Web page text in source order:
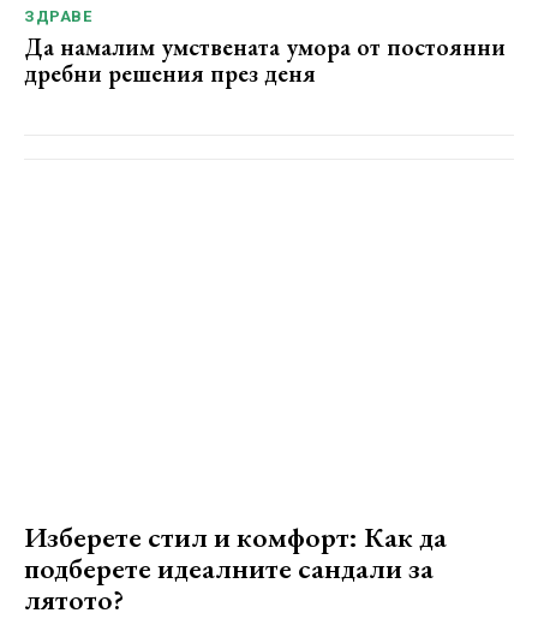
ЗДРАВЕ
Да намалим умствената умора от постоянни
дребни решения през деня
Изберете стил и комфорт: Как да
подберете идеалните сандали за
лятото?